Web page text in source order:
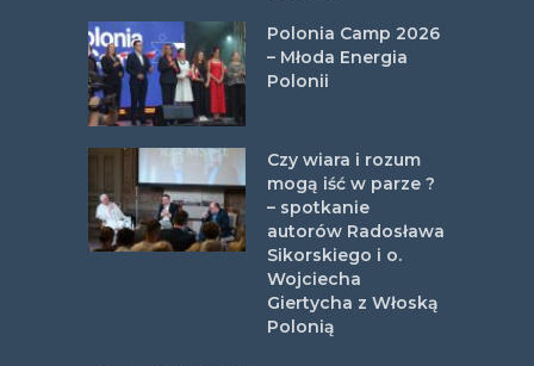
Polonia Camp 2026
– Młoda Energia
Polonii
Czy wiara i rozum
mogą iść w parze ?
– spotkanie
autorów Radosława
Sikorskiego i o.
Wojciecha
Giertycha z Włoską
Polonią